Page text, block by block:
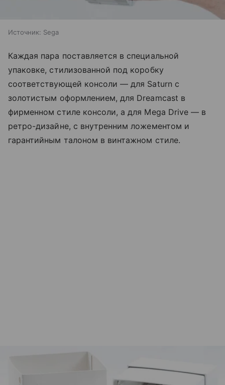
Источник: Sega
Каждая пара поставляется в специальной
упаковке, стилизованной под коробку
соответствующей консоли — для Saturn с
золотистым оформлением, для Dreamcast в
фирменном стиле консоли, а для Mega Drive — в
ретро-дизайне, с внутренним ложементом и
гарантийным талоном в винтажном стиле.